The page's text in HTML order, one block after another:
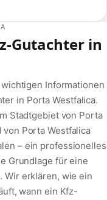
Gutachter in
Informationen
in Porta Westfalica.
Stadtgebiet von Porta
Porta Westfalica
– ein professionelles
Grundlage für eine
Wir erklären, wie ein
wann ein Kfz-